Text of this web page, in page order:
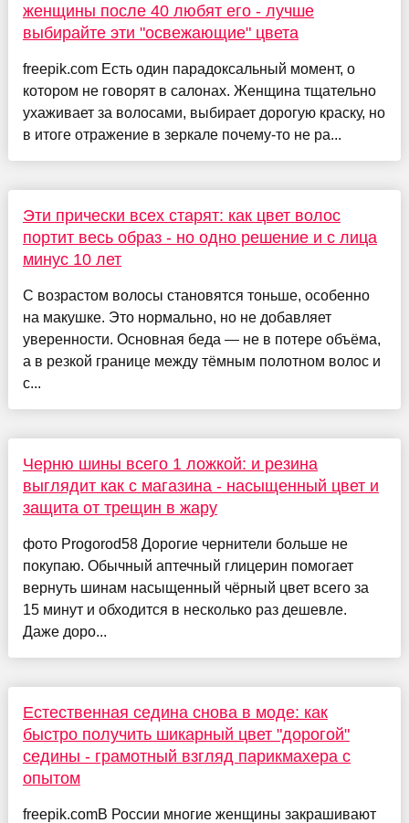
женщины после 40 любят его - лучше
выбирайте эти "освежающие" цвета
freepik.com Есть один парадоксальный момент, о
котором не говорят в салонах. Женщина тщательно
ухаживает за волосами, выбирает дорогую краску, но
в итоге отражение в зеркале почему-то не ра...
Эти прически всех старят: как цвет волос
портит весь образ - но одно решение и с лица
минус 10 лет
С возрастом волосы становятся тоньше, особенно
на макушке. Это нормально, но не добавляет
уверенности. Основная беда — не в потере объёма,
а в резкой границе между тёмным полотном волос и
с...
Черню шины всего 1 ложкой: и резина
выглядит как с магазина - насыщенный цвет и
защита от трещин в жару
фото Progorod58 Дорогие чернители больше не
покупаю. Обычный аптечный глицерин помогает
вернуть шинам насыщенный чёрный цвет всего за
15 минут и обходится в несколько раз дешевле.
Даже доро...
Естественная седина снова в моде: как
быстро получить шикарный цвет "дорогой"
седины - грамотный взгляд парикмахера с
опытом
freepik.comВ России многие женщины закрашивают